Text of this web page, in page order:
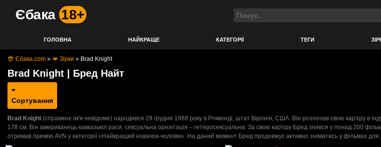
Єбака 18+
ГОЛОВНА НАЙКРАЩЕ КАТЕГОРІЇ ТЕГИ
😎 Єбака.com » 💋 Зірки » Brad Knight
Brad Knight | Бред Найт
Сортування
Brad Knight (справжнє ім'я невідоме) народився 29 грудня 1988 року в Річмонді, штат Віргінія, США. Він розпочав свою кар'єру в
178 см. Він американець кавказької раси, сексуальна орієнтація – гетеросексуальна. За свою кар'єру Бред знявся у понад 200
отримав премію AVN у категорії «Найкращий новачок-чоловік». На даний момент Бред продовжує активно зніматись у фільмах